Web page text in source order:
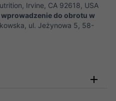
Irvine, CA 92618, USA
do obrotu w
ul. Jeżynowa 5, 58-